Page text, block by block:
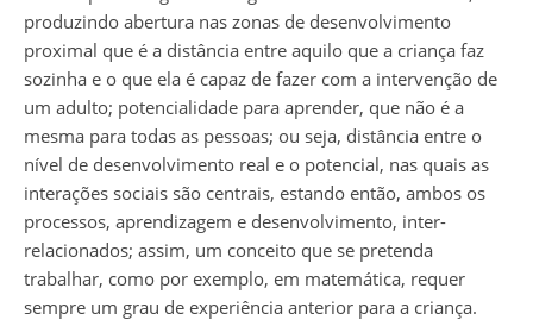
produzindo abertura nas zonas de desenvolvimento
proximal que é a distância entre aquilo que a criança faz
sozinha e o que ela é capaz de fazer com a intervenção de
um adulto; potencialidade para aprender, que não é a
mesma para todas as pessoas; ou seja, distância entre o
nível de desenvolvimento real e o potencial, nas quais as
interações sociais são centrais, estando então, ambos os
processos, aprendizagem e desenvolvimento, inter-
relacionados; assim, um conceito que se pretenda
trabalhar, como por exemplo, em matemática, requer
sempre um grau de experiência anterior para a criança.